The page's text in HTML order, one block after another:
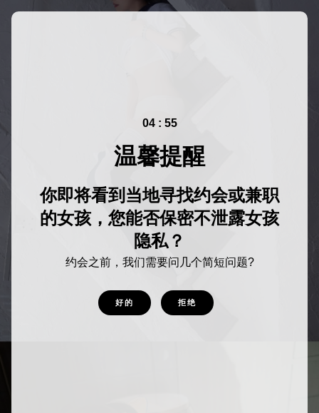
04 : 55
温馨提醒
你即将看到当地寻找约会或兼职
的女孩，您能否保密不泄露女孩
隐私？
约会之前，我们需要问几个简短问题?
好的 拒绝